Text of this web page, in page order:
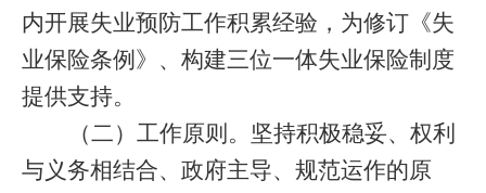
内开展失业预防工作积累经验，为修订《失
业保险条例》、构建三位一体失业保险制度
提供支持。
（二）工作原则。 坚持积极稳妥、权利
与义务相结合、政府主导、规范运作的原